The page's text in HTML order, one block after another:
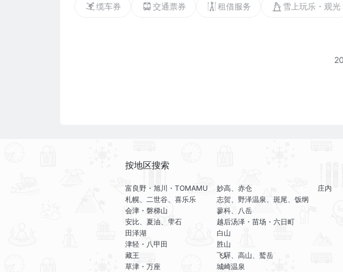
缆车券 交通票券 租借服务 雪上玩乐・观光
按地区搜索
富良野・旭川・TOMAMU
札幌、二世谷、喜乐乐
会津・磐梯山
安比、夏油、雫石
田泽湖
津轻・八甲田
藏王
草津・万座
妙高、赤仓
志贺、野泽温泉、斑尾、饭纲
蓼科、八岳
越后汤泽・苗场・六日町
白山
胜山
飞驒、高山、鹫岳
城崎温泉
庄内